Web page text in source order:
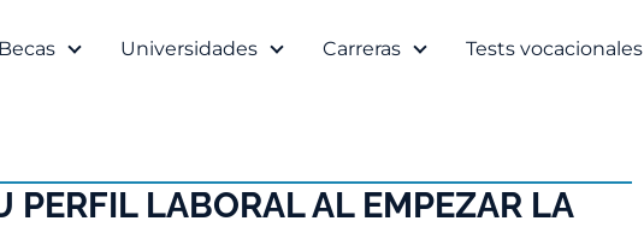
Becas Universidades Carreras Tests vocacionales
PERFIL LABORAL AL EMPEZAR LA